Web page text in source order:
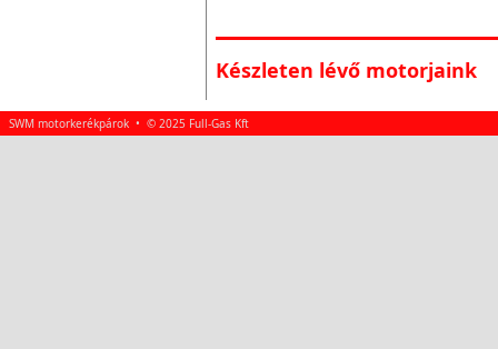
Készleten lévő motorjaink
SWM motorkerékpárok • © 2025 Full-Gas Kft